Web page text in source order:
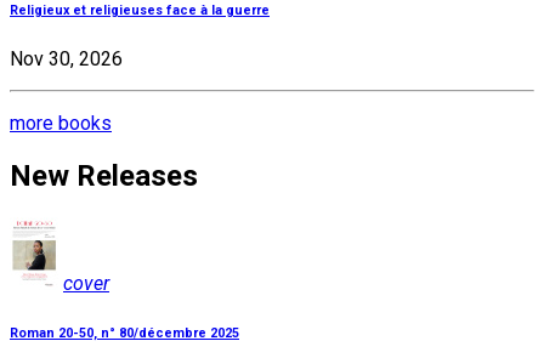
Religieux et religieuses face à la guerre
Nov 30, 2026
more books
New Releases
cover
Roman 20-50, n° 80/décembre 2025